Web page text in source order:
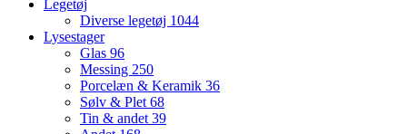
Legetøj
Diverse legetøj 1044
Lysestager
Glas 96
Messing 250
Porcelæn & Keramik 36
Sølv & Plet 68
Tin & andet 39